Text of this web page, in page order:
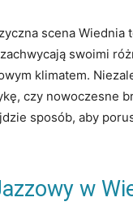
scena Wiednia
swoimi
klimatem.
czy nowoczesne
sposób, aby
w